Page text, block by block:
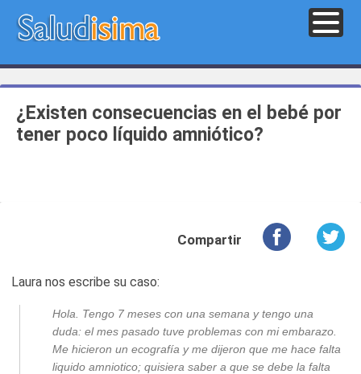
¿Existen consecuencias en el bebé por
tener poco líquido amniótico?
Compartir
Laura nos escribe su caso:
Hola. Tengo 7 meses con una semana y tengo una
duda: el mes pasado tuve problemas con mi embarazo.
Me hicieron un ecografía y me dijeron que me hace falta
liquido amniotico; quisiera saber a que se debe la falta